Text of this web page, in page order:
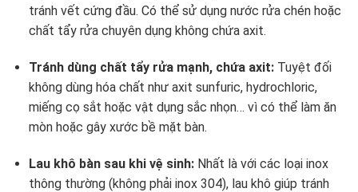
tránh vết cứng đầu. Có thể sử dụng nước rửa chén hoặc
chất tẩy rửa chuyên dụng không chứa axit.
Tránh dùng chất tẩy rửa mạnh, chứa axit:Tuyệt đối
không dùng hóa chất như axit sunfuric, hydrochloric,
miếng cọ sắt hoặc vật dụng sắc nhọn… vì có thể làm ăn
mòn hoặc gây xước bề mặt bàn.
Lau khô bàn sau khi vệ sinh:Nhất là với các loại inox
thông thường (không phải inox 304), lau khô giúp tránh